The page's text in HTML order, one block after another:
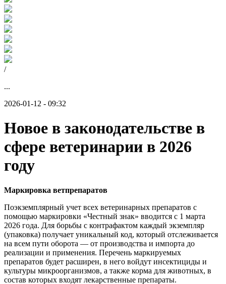
/
...
2026-01-12 - 09:32
Новое в законодательстве в
сфере ветеринарии в 2026
году
Маркировка ветпрепаратов
Поэкземплярный учет всех ветеринарных препаратов с
помощью маркировки «Честный знак» вводится с 1 марта
2026 года. Для борьбы с контрафактом каждый экземпляр
(упаковка) получает уникальный код, который отслеживается
на всем пути оборота — от производства и импорта до
реализации и применения. Перечень маркируемых
препаратов будет расширен, в него войдут инсектициды и
культуры микроорганизмов, а также корма для животных, в
состав которых входят лекарственные препараты.